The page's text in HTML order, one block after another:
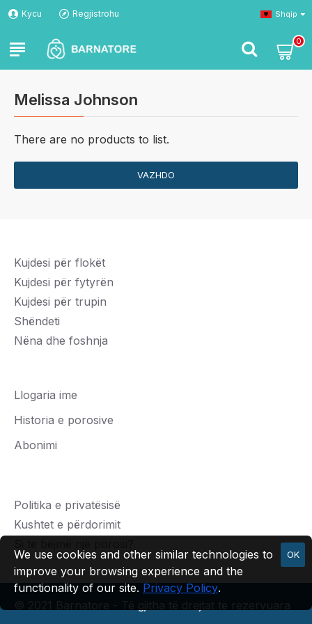
Kycu Regjistrohu Shqip
0
Melissa Johnson
There are no products to list.
VAZHDO
Kujdesi për flokët
Kujdesi për fytyrën
Kujdesi për trupin
Shëndeti
Nëna dhe foshnja
Llogaria ime
Historia e porosive
Abonimi
Politika e privatësisë
Kushtet e përdorimit
© 2021 Barnatore - Të gjitha të drejtat të rezervuara
OK
We use cookies and other similar technologies to
improve your browsing experience and the
functionality of our site. Privacy Policy.